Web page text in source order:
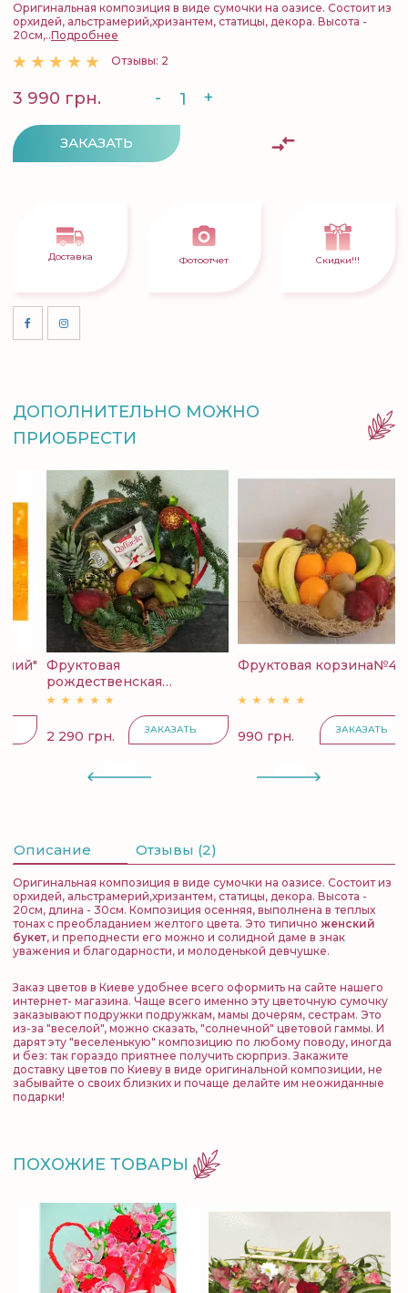
Оригинальная композиция в виде сумочки на оазисе. Состоит из
орхидей, альстрамерий,хризантем, статицы, декора. Высота -
20см,..Подробнее
Отзывы: 2
3 990 грн. - +
ЗАКАЗАТЬ
Доставка Фотоотчет Скидки!!!
ДОПОЛНИТЕЛЬНО МОЖНО
ПРИОБРЕСТИ
Фруктовая
рождественская
корзина...
2 290 грн. ЗАКАЗАТЬ
Фруктовая корзина№4
990 грн. ЗАКАЗАТЬ
Описание Отзывы (2)
Оригинальная композиция в виде сумочки на оазисе. Состоит из
орхидей, альстрамерий,хризантем, статицы, декора. Высота -
20см, длина - 30см. Композиция осенняя, выполнена в теплых
тонах с преобладанием желтого цвета. Это типично женский
букет, и преподнести его можно и солидной даме в знак
уважения и благодарности, и молоденькой девчушке.
Заказ цветов в Киеве удобнее всего оформить на сайте нашего
интернет- магазина. Чаще всего именно эту цветочную сумочку
заказывают подружки подружкам, мамы дочерям, сестрам. Это
из-за "веселой", можно сказать, "солнечной" цветовой гаммы. И
дарят эту "веселенькую" композицию по любому поводу, иногда
и без: так гораздо приятнее получить сюрприз. Закажите
доставку цветов по Киеву в виде оригинальной композиции, не
забывайте о своих близких и почаще делайте им неожиданные
подарки!
ПОХОЖИЕ ТОВАРЫ